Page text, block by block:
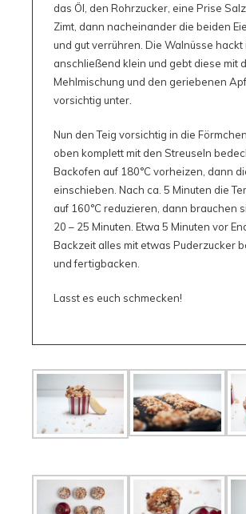
das Öl, den Rohrzucker, eine Prise Salz
Zimt, dann nacheinander die beiden
und gut verrühren. Die Walnüsse hackt
anschließend klein und gebt diese mit
Mehlmischung und den geriebenen
vorsichtig unter.
Nun den Teig vorsichtig in die
oben komplett mit den Streuseln
Backofen auf 180°C vorheizen, dann
einschieben. Nach ca. 5 Minuten die
auf 160°C reduzieren, dann brauchen
20 – 25 Minuten. Etwa 5 Minuten vor
Backzeit alles mit etwas Puderzucker
und fertigbacken.
Lasst es euch schmecken!